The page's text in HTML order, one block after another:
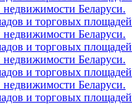
Беларуси.
и торговых площадей
Беларуси.
и торговых площадей
Беларуси.
и торговых площадей
Беларуси.
и торговых площадей